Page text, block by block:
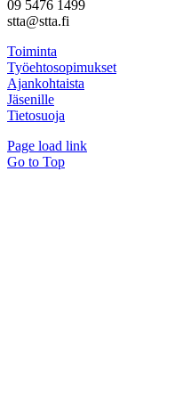
09 5476 1499
stta@stta.fi
Toiminta
Työehtosopimukset
Ajankohtaista
Jäsenille
Tietosuoja
Page load link
Go to Top